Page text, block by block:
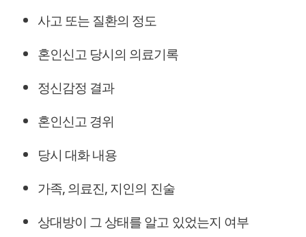
사고 또는 질환의 정도
혼인신고 당시의 의료기록
정신감정 결과
혼인신고 경위
당시 대화 내용
가족, 의료진, 지인의 진술
상대방이 그 상태를 알고 있었는지 여부